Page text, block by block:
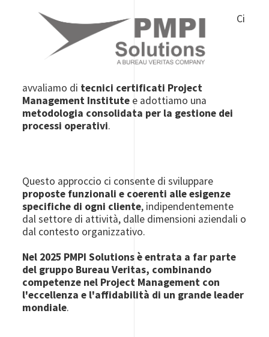
Ci
avvaliamo di tecnici certificati Project
Management Institute e adottiamo una
metodologia consolidata per la gestione dei
processi operativi.
Questo approccio ci consente di sviluppare
proposte funzionali e coerenti alle esigenze
specifiche di ogni cliente, indipendentemente
dal settore di attività, dalle dimensioni aziendali o
dal contesto organizzativo.
Nel 2025 PMPI Solutions è entrata a far parte
del gruppo Bureau Veritas, combinando
competenze nel Project Management con
l'eccellenza e l'affidabilità di un grande leader
mondiale.